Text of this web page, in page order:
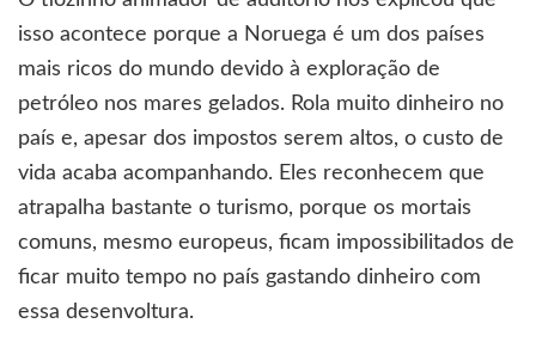
isso acontece porque a Noruega é um dos países
mais ricos do mundo devido à exploração de
petróleo nos mares gelados. Rola muito dinheiro no
país e, apesar dos impostos serem altos, o custo de
vida acaba acompanhando. Eles reconhecem que
atrapalha bastante o turismo, porque os mortais
comuns, mesmo europeus, ficam impossibilitados de
ficar muito tempo no país gastando dinheiro com
essa desenvoltura.